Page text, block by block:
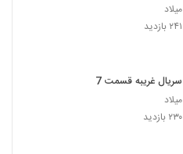
میلاد
۲۴۱ بازدید
سریال غریبه قسمت 7
میلاد
۲۳۰ بازدید